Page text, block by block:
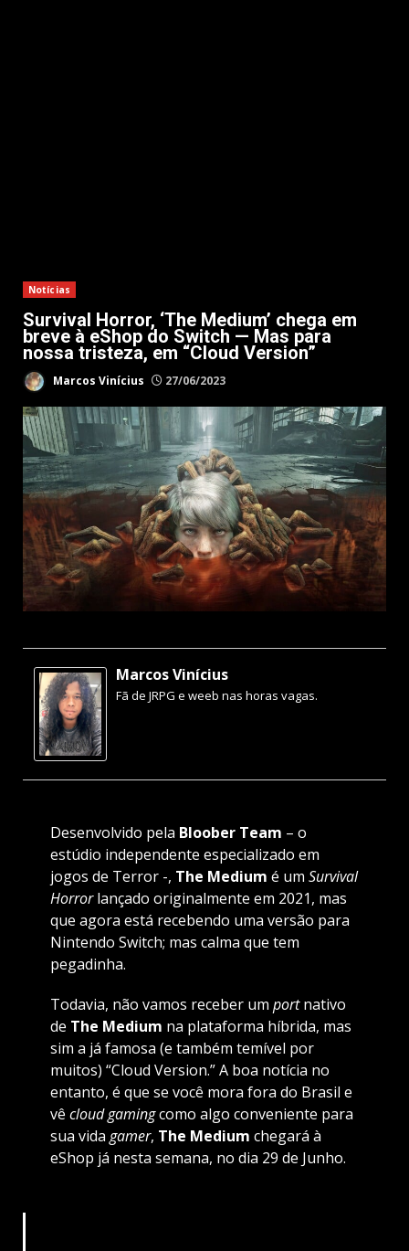
Notícias
Survival Horror, ‘The Medium’ chega em
breve à eShop do Switch — Mas para
nossa tristeza, em “Cloud Version”
Marcos Vinícius 27/06/2023
Marcos Vinícius
Fã de JRPG e weeb nas horas vagas.
Desenvolvido pela Bloober Team – o
estúdio independente especializado em
jogos de Terror -, The Medium é um Survival
Horrorlançado originalmente em 2021, mas
que agora está recebendo uma versão para
Nintendo Switch; mas calma que tem
pegadinha.
Todavia, não vamos receber um portnativo
de The Medium na plataforma híbrida, mas
sim a já famosa (e também temível por
muitos) “Cloud Version.” A boa notícia no
entanto, é que se você mora fora do Brasil e
vê cloud gamingcomo algo conveniente para
sua vida gamer, The Medium chegará à
eShop já nesta semana, no dia 29 de Junho.